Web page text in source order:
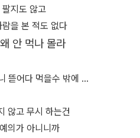
지도 않고
을 본 적도 없다
안 먹나 몰라
뜯어다 먹을수 밖에 ...
않고 무시 하는건
의가 아니니까